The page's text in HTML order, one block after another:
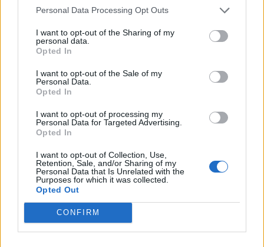
Personal Data Processing Opt Outs
I want to opt-out of the Sharing of my
personal data.
Opted In
I want to opt-out of the Sale of my
Personal Data.
Opted In
I want to opt-out of processing my
Personal Data for Targeted Advertising.
Opted In
I want to opt-out of Collection, Use,
Retention, Sale, and/or Sharing of my
Personal Data that Is Unrelated with the
Purposes for which it was collected.
Opted Out
CONFIRM
érzett ilyen finom illatokat. Elmosolyodott, és úgy érezte,
hogy tanulnia kell, no meg vizsgáznia. A tenger a maga
nyugodtságával most arra bíztatta, hogy higgyen
magában. A nap leáldozóban volt. Amikor megállt és
kiszállt, látta, hogy a domb alján valaki kaptat felfelé. Nem
lógott gitár az oldalán, de nem bánta volna, ha jóképű. Bár
a város biztosan tele volt potenciális jelöltekkel, Zita
mégis kicsit szorongva gondolt távoli jövőjére. Sose
volt, abban is dobták.
Folytatjuk…